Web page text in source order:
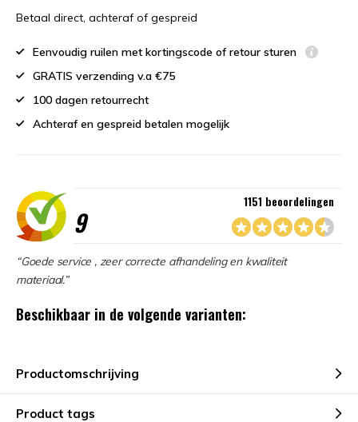
Betaal direct, achteraf of gespreid
Eenvoudig ruilen met kortingscode of retour sturen
GRATIS verzending v.a €75
100 dagen retourrecht
Achteraf en gespreid betalen mogelijk
9
1151 beoordelingen
“Goede service , zeer correcte afhandeling en kwaliteit
materiaal.”
Beschikbaar in de volgende varianten:
Productomschrijving
Product tags